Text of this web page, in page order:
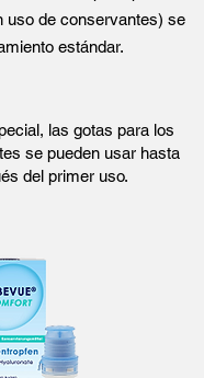
uso de conservantes) se
estándar.
las gotas para los
se pueden usar hasta
del primer uso.